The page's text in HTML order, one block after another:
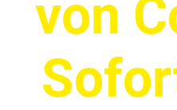
von